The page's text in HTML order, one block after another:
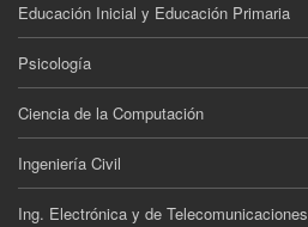
Educación Inicial y Educación Primaria
Psicología
Ciencia de la Computación
Ingeniería Civil
Ing. Electrónica y de Telecomunicaciones